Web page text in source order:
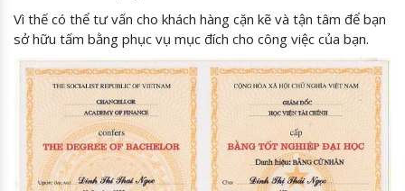
Vì thế có thể tư vấn cho khách hàng cặn kẽ và tận tâm để bạn
sở hữu tấm bằng phục vụ mục đích cho công việc của bạn.